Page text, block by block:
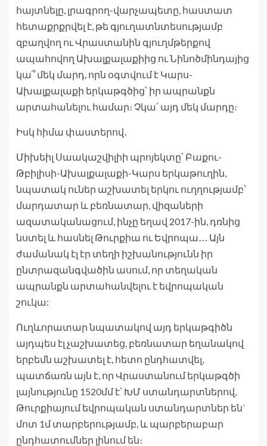
հայտնելը, լրագրող-վարչապետը, հաստատ
հետաքրքրվել է, թե գյուղատնտեսությամբ
զբաղվող ու Վրաստանին գյուղմթերքով
ապահովող Ախալքալաքիից ու Նինոծմինդայից
կա՞ մեկ մարդ, որն օգտվում է Կարս-
Ախալքալաքի երկաթգծից՝ իր ապրանքն
արտահանելու համար։ Չկա՛ այդ մեկ մարդը։
Իսկ հիմա փաստերով․
Միխեիլ Սաակաշվիլիի պրոյեկտը՝ Բաքու-
Թբիլիսի-Ախալքալաքի-Կարս երկաթուղին,
նպատակ ուներ աշխատել երկու ուղղությամբ՝
մարդատար և բեռնատար, վիզաների
ազատականացում, ինչը եղավ 2017-ին, դռնից
նստել և հասնել Թուրքիա ու Եվրոպա․․․ Այն
ժամանակ էլ էր տեղի իշխանությունն իր
ընտրազանգվածին ասում, որ տեղական
ապրանքն արտահանվելու է եվրոպական
շուկա:
Ուղևորատար նպատակով այդ երկաթգիծն
այդպես էլ չաշխատեց, բեռնատար եղանակով
երբեմն աշխատել է, հետո ընդհատվել,
պատճառն այն է, որ Վրաստանում երկաթգծի
լայնությունը 1520մմ է՝ ԽՄ ստանդարտներով,
Թուրքիայում եվրոպական ստանդարտներ են`
մոտ 1մ տարբերությամբ, և պարբերաբար
ընդհատումներ լինում են։